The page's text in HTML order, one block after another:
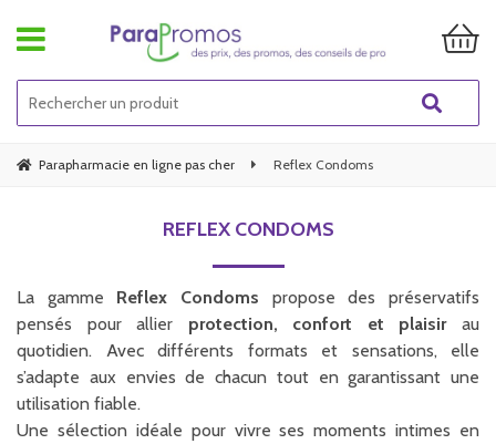
Parapharmacie en ligne pas cher Reflex Condoms
REFLEX CONDOMS
La gamme Reflex Condoms propose des préservatifs
pensés pour allier protection, confort et plaisirau
quotidien. Avec différents formats et sensations, elle
s’adapte aux envies de chacun tout en garantissant une
utilisation fiable.
Une sélection idéale pour vivre ses moments intimes en